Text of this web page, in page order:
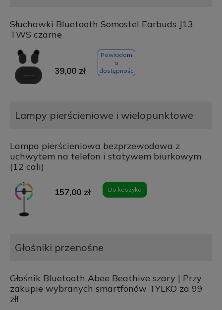
Słuchawki Bluetooth Somostel Earbuds J13
TWS czarne
39,00 zł
Powiadom
o
dostępności
Lampy pierścieniowe i wielopunktowe
Lampa pierścieniowa bezprzewodowa z
uchwytem na telefon i statywem biurkowym
(12 cali)
157,00 zł Do koszyka
Głośniki przenośne
Głośnik Bluetooth Abee Beathive szary | Przy
zakupie wybranych smartfonów TYLKO za 99
zł!